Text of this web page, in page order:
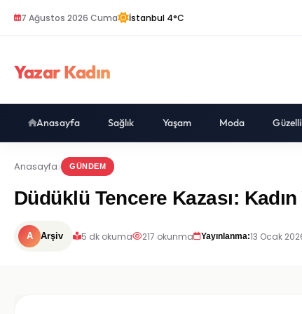
7 Ağustos 2026 Cuma İstanbul 4°C
Yazar Kadın
Anasayfa Sağlık Yaşam Moda
Anasayfa GÜNDEM
Düdüklü Tencere Kazası: Kadın
A Arşiv 5 dk okuma 217 okunma Yayınlanma:13 Ocak